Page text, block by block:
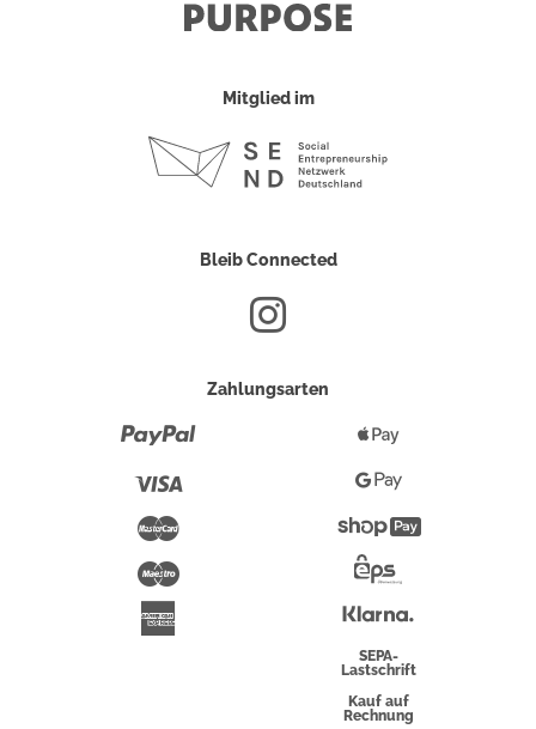
Mitglied im
Bleib Connected
Zahlungsarten
Maestro
Pay
Google
Pay
Überweisung
SEPA-
Lastschrift
Kauf auf
Rechnung